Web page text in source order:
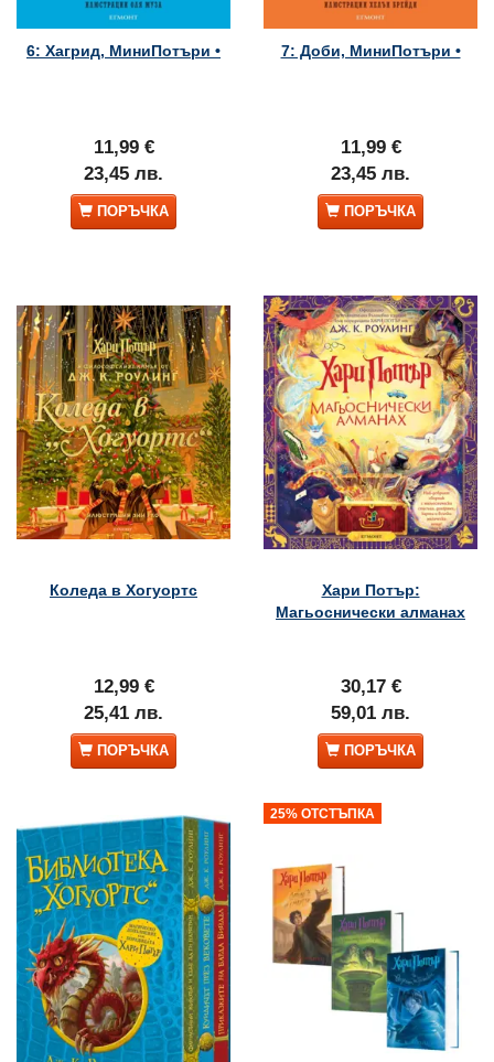
6: Хагрид, МиниПотъри •
11,99 €
23,45 лв.
ПОРЪЧКА
7: Доби, МиниПотъри •
11,99 €
23,45 лв.
ПОРЪЧКА
Коледа в Хогуортс
12,99 €
25,41 лв.
ПОРЪЧКА
Хари Потър:
Магьоснически алманах
30,17 €
59,01 лв.
ПОРЪЧКА
25% ОТСТЪПКА